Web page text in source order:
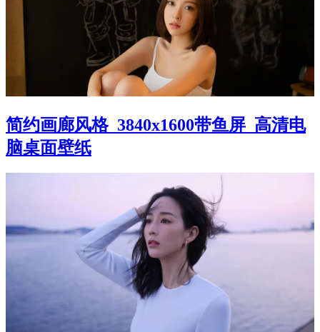
简约画廊风格_3840x1600带鱼屏_高清电
脑桌面壁纸